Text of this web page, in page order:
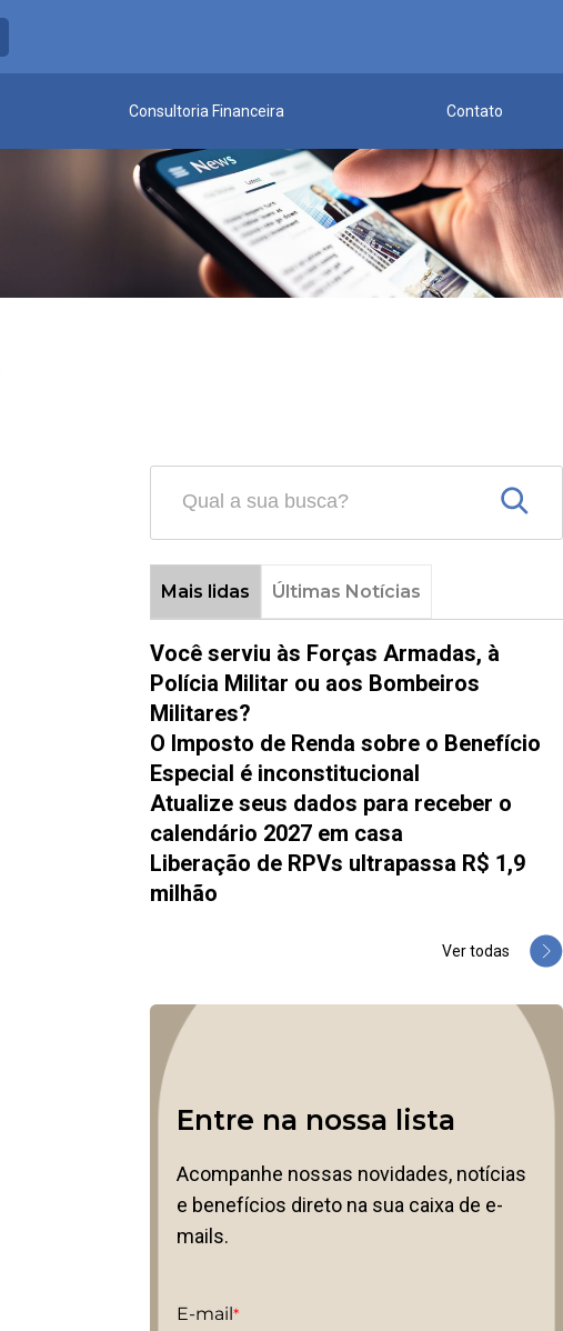
Consultoria Financeira Contato
Mais lidas Últimas Notícias
Você serviu às Forças Armadas, à
Polícia Militar ou aos Bombeiros
Militares?
O Imposto de Renda sobre o Benefício
Especial é inconstitucional
Atualize seus dados para receber o
calendário 2027 em casa
Liberação de RPVs ultrapassa R$ 1,9
milhão
Ver todas
Entre na nossa lista
Acompanhe nossas novidades, notícias
e benefícios direto na sua caixa de e-
mails.
E-mail *